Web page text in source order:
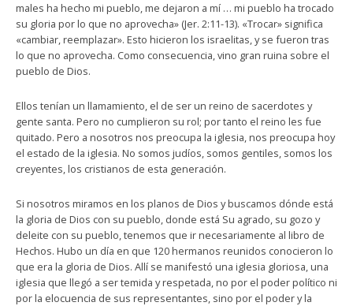
males ha hecho mi pueblo, me dejaron a mí … mi pueblo ha trocado
su gloria por lo que no aprovecha» (Jer. 2:11-13). «Trocar» significa
«cambiar, reemplazar». Esto hicieron los israelitas, y se fueron tras
lo que no aprovecha. Como consecuencia, vino gran ruina sobre el
pueblo de Dios.
Ellos tenían un llamamiento, el de ser un reino de sacerdotes y
gente santa. Pero no cumplieron su rol; por tanto el reino les fue
quitado. Pero a nosotros nos preocupa la iglesia, nos preocupa hoy
el estado de la iglesia. No somos judíos, somos gentiles, somos los
creyentes, los cristianos de esta generación.
Si nosotros miramos en los planos de Dios y buscamos dónde está
la gloria de Dios con su pueblo, donde está Su agrado, su gozo y
deleite con su pueblo, tenemos que ir necesariamente al libro de
Hechos. Hubo un día en que 120 hermanos reunidos conocieron lo
que era la gloria de Dios. Allí se manifestó una iglesia gloriosa, una
iglesia que llegó a ser temida y respetada, no por el poder político ni
por la elocuencia de sus representantes, sino por el poder y la